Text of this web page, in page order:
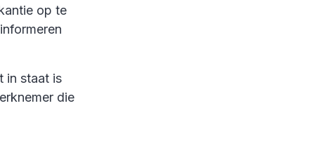
op te
in staat is
die